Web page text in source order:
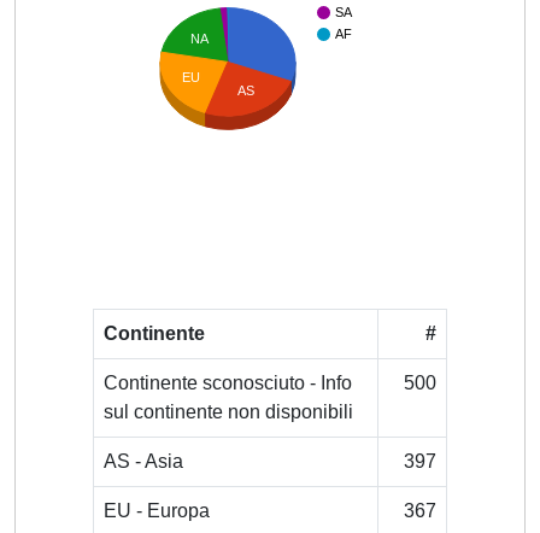
SA
AF
NA
EU
AS
Continente #
Continente sconosciuto - Info
sul continente non disponibili
500
AS - Asia 397
EU - Europa 367